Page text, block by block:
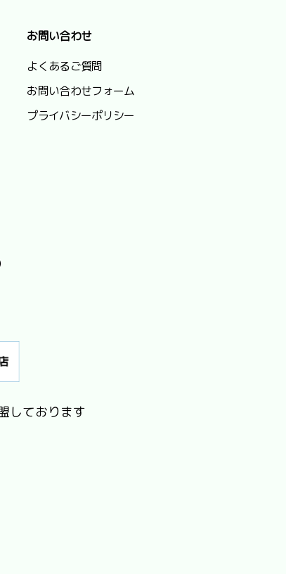
お問い合わせ
よくあるご質問
お問い合わせフォーム
プライバシーポリシー
しております